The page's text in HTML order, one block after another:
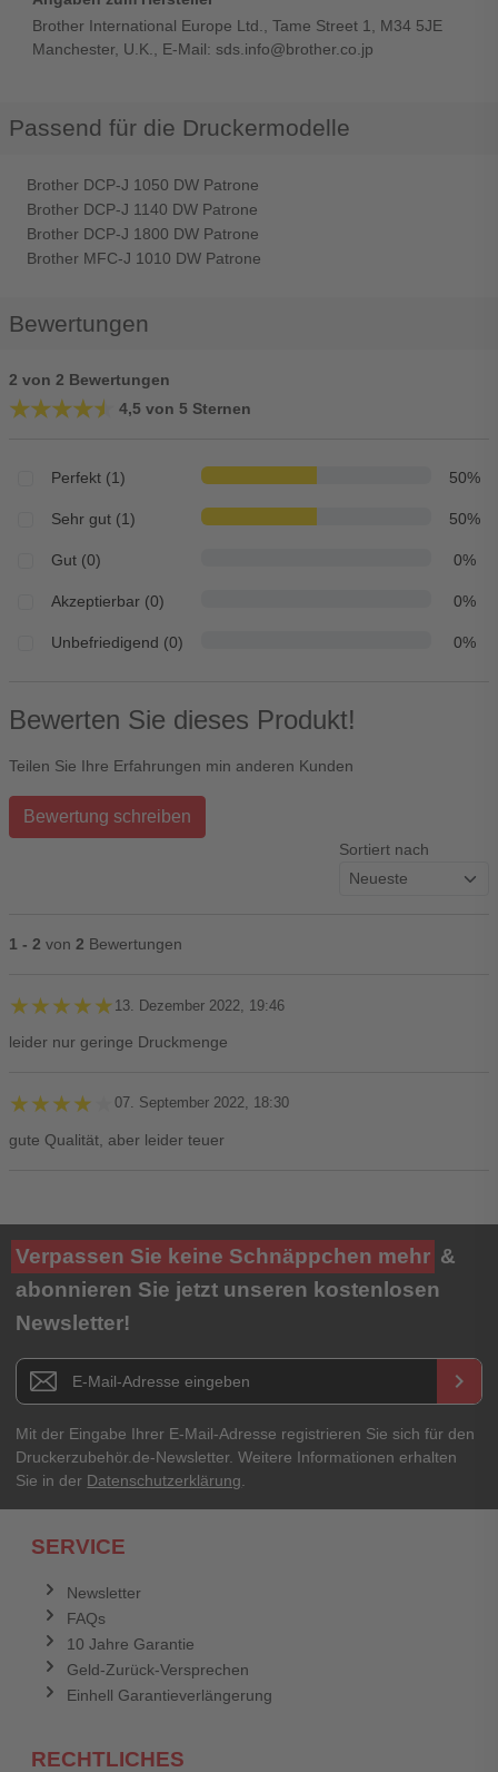
Brother International Europe Ltd., Tame Street 1, M34 5JE
Manchester, U.K., E-Mail: sds.info@brother.co.jp
Passend für die Druckermodelle
Brother DCP-J 1050 DW Patrone
Brother DCP-J 1140 DW Patrone
Brother DCP-J 1800 DW Patrone
Brother MFC-J 1010 DW Patrone
Bewertungen
2 von 2 Bewertungen
★★★★★
★★★★★ 4,5 von 5 Sternen
Perfekt (1) 50%
Sehr gut (1) 50%
Gut (0) 0%
Akzeptierbar (0) 0%
Unbefriedigend (0) 0%
Bewerten Sie dieses Produkt!
Teilen Sie Ihre Erfahrungen min anderen Kunden
Bewertung schreiben
Sortiert nach
1 - 2 von 2 Bewertungen
★★★★★
★★★★★ 13. Dezember 2022, 19:46
leider nur geringe Druckmenge
★★★★★
★★★★★ 07. September 2022, 18:30
gute Qualität, aber leider teuer
Ihre Bewertung**
★★★★★
Titel**
E-Mail-Adresse
Ihr Passwort
Verpassen Sie keine Schnäppchen mehr &
abonnieren Sie jetzt unseren kostenlosen
Newsletter!
Newsletter E-Mail Adresse keyboard_arrow_right
Mit der Eingabe Ihrer E-Mail-Adresse registrieren Sie sich für den
Druckerzubehör.de-Newsletter. Weitere Informationen erhalten
Sie in der Datenschutzerklärung
SERVICE
Newsletter
FAQs
10 Jahre Garantie
Geld-Zurück-Versprechen
Einhell Garantieverlängerung
RECHTLICHES